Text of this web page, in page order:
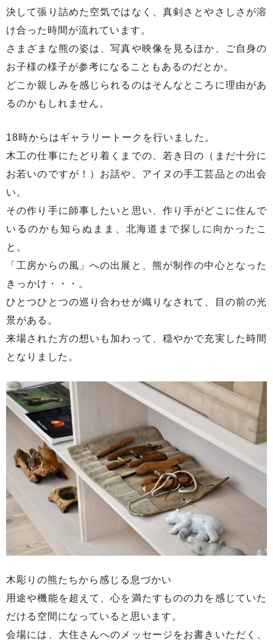
決して張り詰めた空気ではなく、真剣さとやさしさが溶
け合った時間が流れています。
さまざまな熊の姿は、写真や映像を見るほか、ご自身の
お子様の様子が参考になることもあるのだとか。
どこか親しみを感じられるのはそんなところに理由があ
るのかもしれません。
18時からはギャラリートークを行いました。
木工の仕事にたどり着くまでの、若き日の（まだ十分に
お若いのですが！）お話や、アイヌの手工芸品との出会
い。
その作り手に師事したいと思い、作り手がどこに住んで
いるのかも知らぬまま、北海道まで探しに向かったこ
と。
「工房からの風」への出展と、熊が制作の中心となった
きっかけ・・・。
ひとつひとつの巡り合わせが織りなされて、目の前の光
景がある。
来場された方の想いも加わって、穏やかで充実した時間
となりました。
木彫りの熊たちから感じる息づかい
用途や機能を超えて、心を満たすものの力を感じていた
だける空間になっていると思います。
会場には、大住さんへのメッセージをお書きいただく、